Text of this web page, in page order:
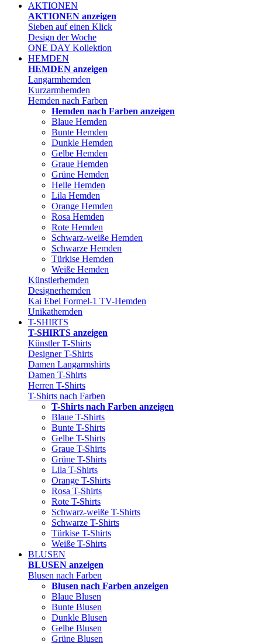
AKTIONEN
AKTIONEN anzeigen
Sieben auf einen Klick
Design der Woche
ONE DAY Kollektion
HEMDEN
HEMDEN anzeigen
Langarmhemden
Kurzarmhemden
Hemden nach Farben
Hemden nach Farben anzeigen
Blaue Hemden
Bunte Hemden
Dunkle Hemden
Gelbe Hemden
Graue Hemden
Grüne Hemden
Helle Hemden
Lila Hemden
Orange Hemden
Rosa Hemden
Rote Hemden
Schwarz-weiße Hemden
Schwarze Hemden
Türkise Hemden
Weiße Hemden
Künstlerhemden
Designerhemden
Kai Ebel Formel-1 TV-Hemden
Unikathemden
T-SHIRTS
T-SHIRTS anzeigen
Künstler T-Shirts
Designer T-Shirts
Damen Langarmshirts
Damen T-Shirts
Herren T-Shirts
T-Shirts nach Farben
T-Shirts nach Farben anzeigen
Blaue T-Shirts
Bunte T-Shirts
Gelbe T-Shirts
Graue T-Shirts
Grüne T-Shirts
Lila T-Shirts
Orange T-Shirts
Rosa T-Shirts
Rote T-Shirts
Schwarz-weiße T-Shirts
Schwarze T-Shirts
Türkise T-Shirts
Weiße T-Shirts
BLUSEN
BLUSEN anzeigen
Blusen nach Farben
Blusen nach Farben anzeigen
Blaue Blusen
Bunte Blusen
Dunkle Blusen
Gelbe Blusen
Grüne Blusen